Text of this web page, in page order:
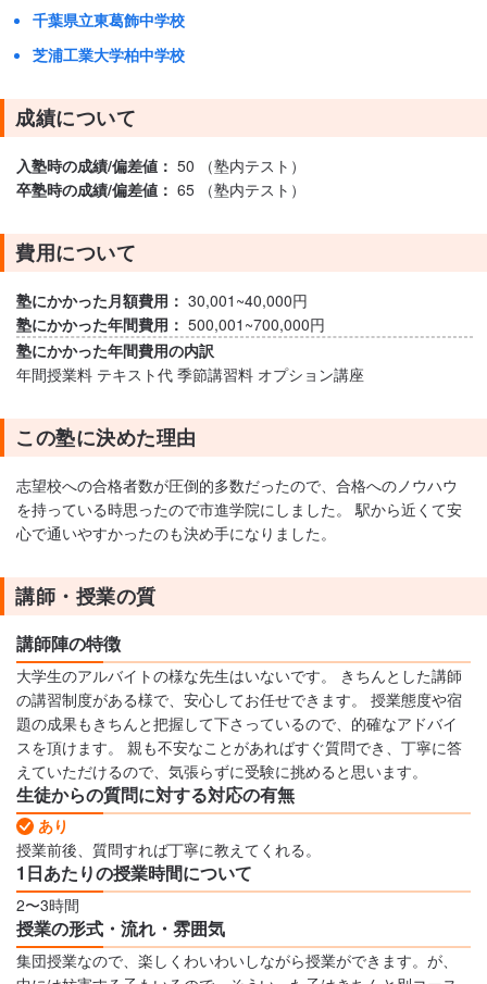
千葉県立東葛飾中学校
芝浦工業大学柏中学校
成績について
入塾時の成績/偏差値： 50 （塾内テスト）
卒塾時の成績/偏差値： 65 （塾内テスト）
費用について
塾にかかった月額費用： 30,001~40,000円
塾にかかった年間費用： 500,001~700,000円
塾にかかった年間費用の内訳
年間授業料 テキスト代 季節講習料 オプション講座
この塾に決めた理由
志望校への合格者数が圧倒的多数だったので、合格へのノウハウ
を持っている時思ったので市進学院にしました。 駅から近くて安
心で通いやすかったのも決め手になりました。
講師・授業の質
講師陣の特徴
大学生のアルバイトの様な先生はいないです。 きちんとした講師
の講習制度がある様で、安心してお任せできます。 授業態度や宿
題の成果もきちんと把握して下さっているので、的確なアドバイ
スを頂けます。 親も不安なことがあればすぐ質問でき、丁寧に答
えていただけるので、気張らずに受験に挑めると思います。
生徒からの質問に対する対応の有無
あり
授業前後、質問すれば丁寧に教えてくれる。
1日あたりの授業時間について
2〜3時間
授業の形式・流れ・雰囲気
集団授業なので、楽しくわいわいしながら授業ができます。が、